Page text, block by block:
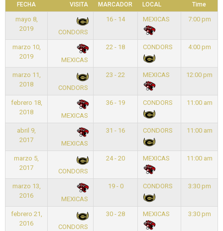
FECHA VISITA MARCADOR LOCAL Time
mayo 8,
2019
CONDORS
16 - 14 MEXICAS 7:00 pm
marzo 10,
2019
MEXICAS
22 - 18 CONDORS 4:00 pm
marzo 11,
2018
CONDORS
23 - 22 MEXICAS 12:00 pm
febrero 18,
2018
MEXICAS
36 - 19 CONDORS 11:00 am
abril 9,
2017
MEXICAS
31 - 16 CONDORS 11:00 am
marzo 5,
2017
CONDORS
24 - 20 MEXICAS 11:00 am
marzo 13,
2016
MEXICAS
19 - 0 CONDORS 3:30 pm
febrero 21,
2016
CONDORS
30 - 28 MEXICAS 3:30 pm